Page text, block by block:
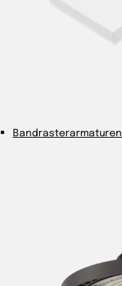
Bandrasterarmaturen